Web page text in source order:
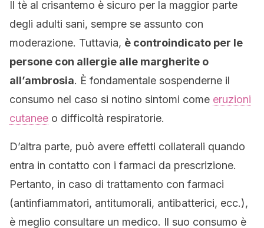
Il tè al crisantemo è sicuro per la maggior parte
degli adulti sani, sempre se assunto con
moderazione. Tuttavia, è controindicato per le
persone con allergie alle margherite o
all’ambrosia. È fondamentale sospenderne il
consumo nel caso si notino sintomi come eruzioni
cutanee o difficoltà respiratorie.
D’altra parte, può avere effetti collaterali quando
entra in contatto con i farmaci da prescrizione.
Pertanto, in caso di trattamento con farmaci
(antinfiammatori, antitumorali, antibatterici, ecc.),
è meglio consultare un medico. Il suo consumo è